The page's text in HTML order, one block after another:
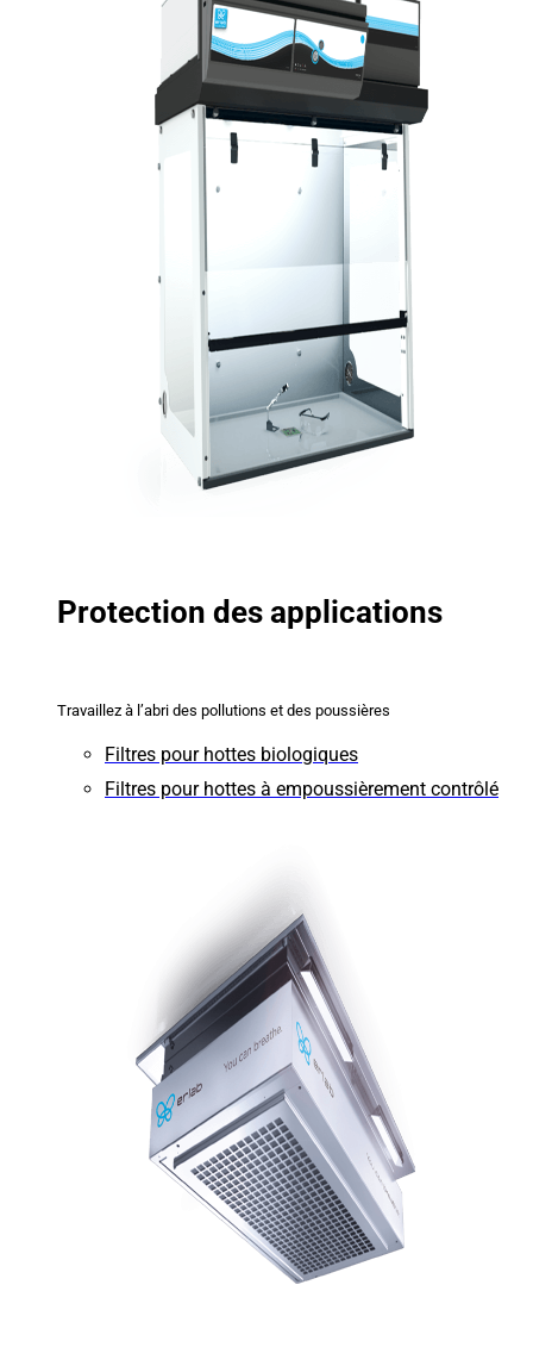
Protection des applications
Travaillez à l’abri des pollutions et des poussières
Filtres pour hottes biologiques
Filtres pour hottes à empoussièrement contrôlé